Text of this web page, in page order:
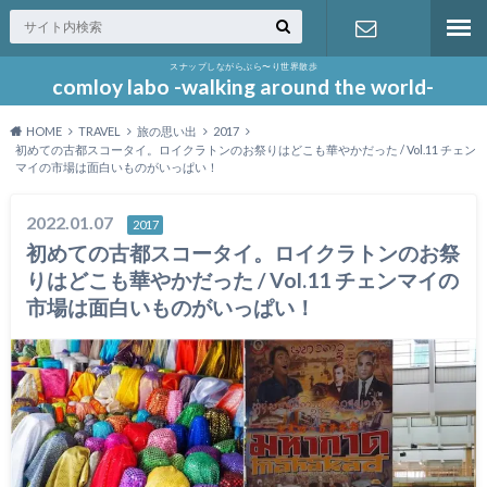
スナップしながらぶら〜り世界散歩
comloy labo -walking around the world-
お問い合わ
HOME TRAVEL 旅の思い出
2017
初めての古都スコータイ。ロイクラトンのお祭りはどこも華やかだった / Vol.11 チェン
マイの市場は面白いものがいっぱい！
2022.01.07 2017
初めての古都スコータイ。ロイクラトンのお祭
りはどこも華やかだった / Vol.11 チェンマイの
市場は面白いものがいっぱい！